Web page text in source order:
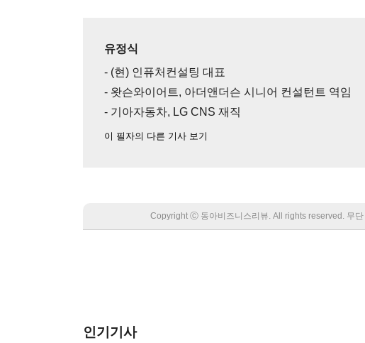
유정식
- (현) 인퓨처컨설팅 대표
- 왓슨와이어트, 아더앤더슨 시니어 컨설턴트 역임
- 기아자동차, LG CNS 재직
이 필자의 다른 기사 보기
Copyright Ⓒ 동아비즈니스리뷰. All rights reserved. 무단
인기기사